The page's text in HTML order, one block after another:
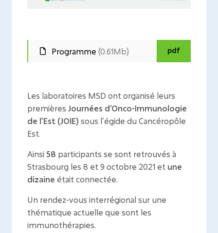
Programme (0.61Mb) pdf
Les laboratoires MSD ont organisé leurs
premières Journées d’Onco-Immunologie
de l’Est (JOIE) sous l’égide du Cancéropôle
Est.
Ainsi 58 participants se sont retrouvés à
Strasbourg les 8 et 9 octobre 2021 et une
dizaine était connectée.
Un rendez-vous interrégional sur une
thématique actuelle que sont les
immunothérapies.